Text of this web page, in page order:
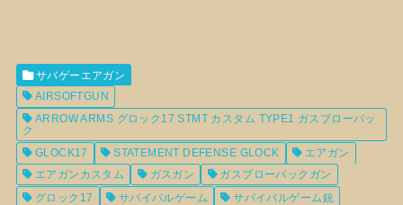
サバゲーエアガン
AIRSOFTGUN
ARROW ARMS グロック17 STMT カスタム TYPE1 ガスブローバッ
ク
GLOCK17
STATEMENT DEFENSE GLOCK
エアガン
エアガンカスタム
ガスガン
ガスブローバックガン
グロック17
サバイバルゲーム
サバイバルゲーム銃